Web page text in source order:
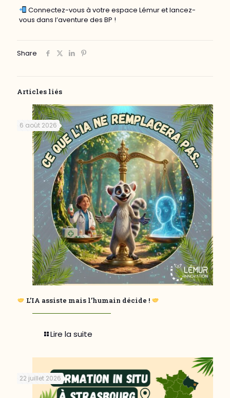
Connectez-vous à votre espace Lémur et lancez-
vous dans l’aventure des BP !
Share
Articles liés
6 août 2026
L’IA assiste mais l’humain décide !
Lire la suite
22 juillet 2026